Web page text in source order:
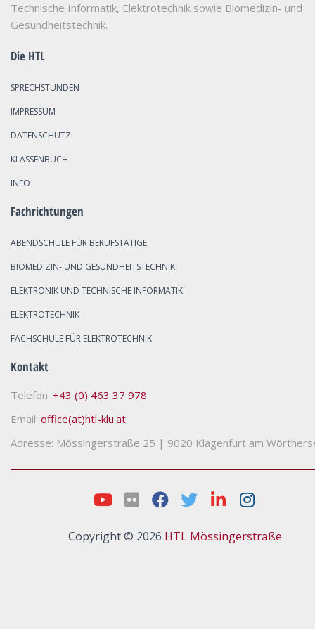
Technische Informatik, Elektrotechnik sowie Biomedizin- und
Gesundheitstechnik.
Die HTL
SPRECHSTUNDEN
IMPRESSUM
DATENSCHUTZ
KLASSENBUCH
INFO
Fachrichtungen
ABENDSCHULE FÜR BERUFSTÄTIGE
BIOMEDIZIN- UND GESUNDHEITSTECHNIK
ELEKTRONIK UND TECHNISCHE INFORMATIK
ELEKTROTECHNIK
FACHSCHULE FÜR ELEKTROTECHNIK
Kontakt
Telefon: +43 (0) 463 37 978
Email: office(at)htl-klu.at
Adresse: Mössingerstraße 25 | 9020 Klagenfurt am
Copyright © 2026 HTL Mössingerstraße